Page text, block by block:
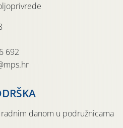
692
danom u podružnicama